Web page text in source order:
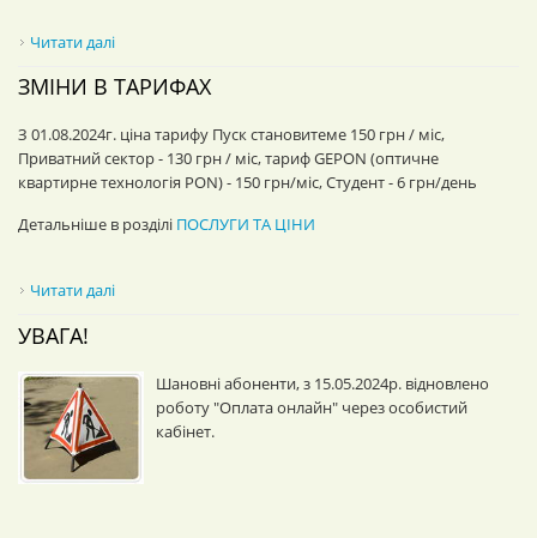
Читати далі
ЗМІНИ В ТАРИФАХ
З 01.08.2024г. ціна тарифу Пуск становитеме 150 грн / міс,
Приватний сектор - 130 грн / міс, тариф GEPON (оптичне
квартирне технологія PON) - 150 грн/міс, Студент - 6 грн/день
Детальніше в розділі ПОСЛУГИ ТА ЦІНИ
Читати далі
УВАГА!
Шановні абоненти, з 15.05.2024р. відновлено
роботу "Оплата онлайн" через особистий
кабінет.